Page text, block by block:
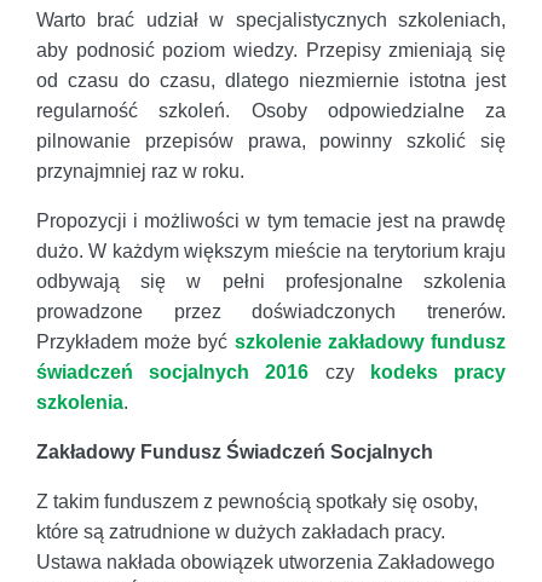
Warto brać udział w specjalistycznych szkoleniach,
aby podnosić poziom wiedzy. Przepisy zmieniają się
od czasu do czasu, dlatego niezmiernie istotna jest
regularność szkoleń. Osoby odpowiedzialne za
pilnowanie przepisów prawa, powinny szkolić się
przynajmniej raz w roku.
Propozycji i możliwości w tym temacie jest na prawdę
dużo. W każdym większym mieście na terytorium kraju
odbywają się w pełni profesjonalne szkolenia
prowadzone przez doświadczonych trenerów.
Przykładem może być szkolenie zakładowy fundusz
świadczeń socjalnych 2016 czy
kodeks pracy
szkolenia.
Zakładowy Fundusz Świadczeń Socjalnych
Z takim funduszem z pewnością spotkały się osoby,
które są zatrudnione w dużych zakładach pracy.
Ustawa nakłada obowiązek utworzenia Zakładowego